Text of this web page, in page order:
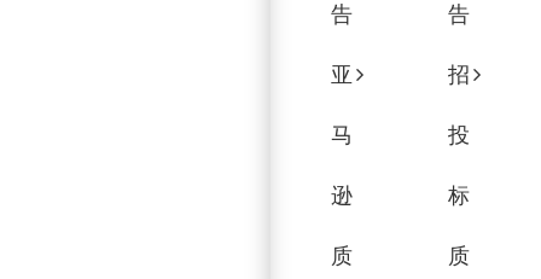
告 告
亚
马
逊
质
招
投
标
质